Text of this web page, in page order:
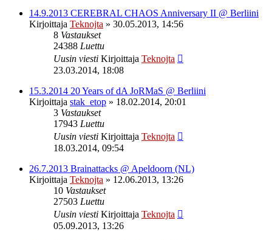
14.9.2013 CEREBRAL CHAOS Anniversary II @ Berliini
Kirjoittaja Teknojta » 30.05.2013, 14:56
8 Vastaukset
24388 Luettu
Uusin viesti Kirjoittaja Teknojta
23.03.2014, 18:08
15.3.2014 20 Years of dA JoRMaS @ Berliini
Kirjoittaja stak_etop » 18.02.2014, 20:01
3 Vastaukset
17943 Luettu
Uusin viesti Kirjoittaja Teknojta
18.03.2014, 09:54
26.7.2013 Brainattacks @ Apeldoorn (NL)
Kirjoittaja Teknojta » 12.06.2013, 13:26
10 Vastaukset
27503 Luettu
Uusin viesti Kirjoittaja Teknojta
05.09.2013, 13:26